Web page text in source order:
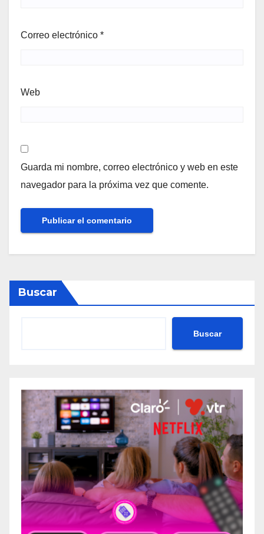
Correo electrónico *
Web
Guarda mi nombre, correo electrónico y web en este
navegador para la próxima vez que comente.
Buscar
Buscar